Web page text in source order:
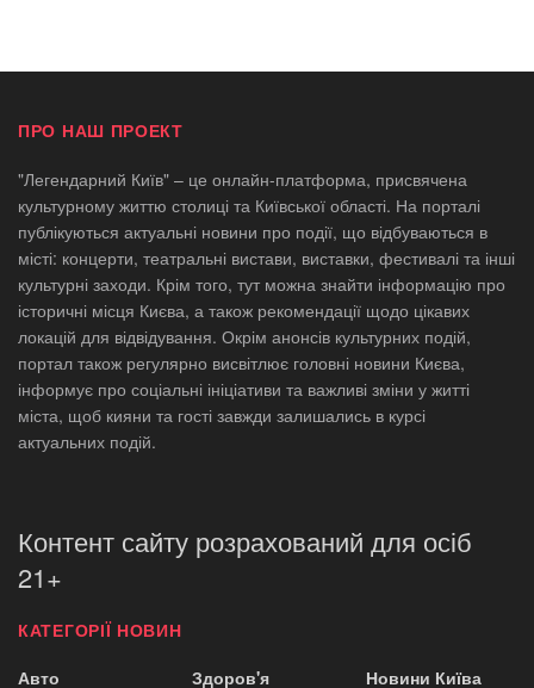
ПРО НАШ ПРОЕКТ
"Легендарний Київ" – це онлайн-платформа, присвячена
культурному життю столиці та Київської області. На порталі
публікуються актуальні новини про події, що відбуваються в
місті: концерти, театральні вистави, виставки, фестивалі та інші
культурні заходи. Крім того, тут можна знайти інформацію про
історичні місця Києва, а також рекомендації щодо цікавих
локацій для відвідування. Окрім анонсів культурних подій,
портал також регулярно висвітлює головні новини Києва,
інформує про соціальні ініціативи та важливі зміни у житті
міста, щоб кияни та гості завжди залишались в курсі
актуальних подій.
Контент сайту розрахований для осіб
21+
КАТЕГОРІЇ НОВИН
Авто
Здоров'я Новини Київа